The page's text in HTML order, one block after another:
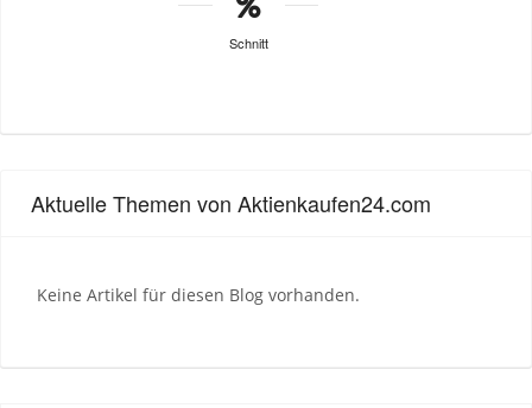
Schnitt
Aktuelle Themen von Aktienkaufen24.com
Keine Artikel für diesen Blog vorhanden.